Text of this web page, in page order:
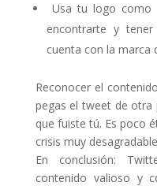
Usa tu logo como
encontrarte y
cuenta con la marca
Reconocer el
pegas el tweet de otra
que fuiste tú. Es poco
crisis muy
En conclusión:
contenido valioso y